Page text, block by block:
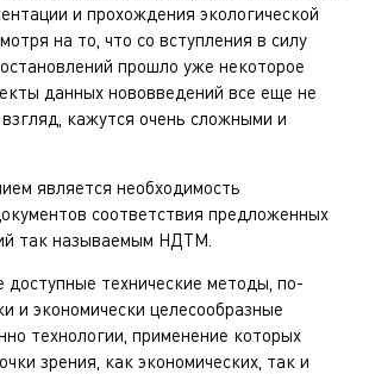
и прохождения экологической
на то, что со вступления в силу
прошло уже некоторое
данных нововведений все еще не
кажутся очень сложными и
является необходимость
соответствия предложенных
так называемым НДТМ.
технические методы, по-
и экономически целесообразные
технологии, применение которых
зрения, как экономических, так и